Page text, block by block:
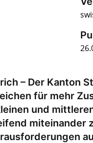
– Der Kanton
für mehr
und
miteinander